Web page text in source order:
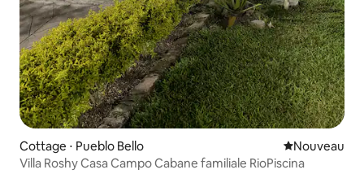
Cottage ⋅ Pueblo Bello Nouvel
Nouveau
Villa Roshy Casa Campo Cabane familiale RioPiscina